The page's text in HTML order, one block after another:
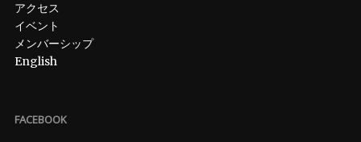
アクセス
イベント
メンバーシップ
English
FACEBOOK